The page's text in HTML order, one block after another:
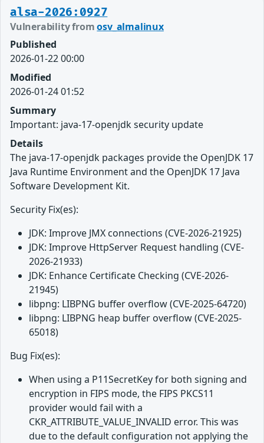
alsa-2026:0927
Vulnerability fromosv_almalinux
Published
2026-01-22 00:00
Modified
2026-01-24 01:52
Summary
Important: java-17-openjdk security update
Details
The java-17-openjdk packages provide the OpenJDK 17
Java Runtime Environment and the OpenJDK 17 Java
Software Development Kit.
Security Fix(es):
JDK: Improve JMX connections (CVE-2026-21925)
JDK: Improve HttpServer Request handling (CVE-
2026-21933)
JDK: Enhance Certificate Checking (CVE-2026-
21945)
libpng: LIBPNG buffer overflow (CVE-2025-64720)
libpng: LIBPNG heap buffer overflow (CVE-2025-
65018)
Bug Fix(es):
When using a P11SecretKey for both signing and
encryption in FIPS mode, the FIPS PKCS11
provider would fail with a
CKR_ATTRIBUTE_VALUE_INVALID error. This was
due to the default configuration not applying the